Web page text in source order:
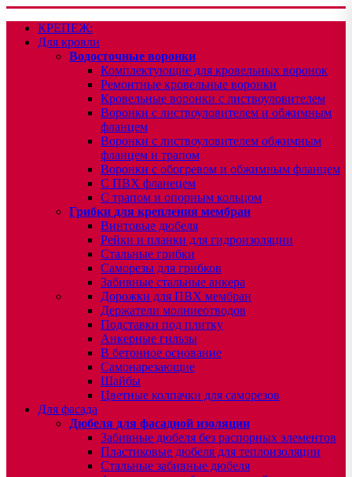
КРЕПЕЖ:
Для кровли
Водосточные воронки
Комплектующие для кровельных воронок
Ремонтные кровельные воронки
Кровельные воронки с листвоуловителем
Воронки с листвоуловителем и обжимным
фланцем
Воронки с листвоуловителем обжимным
фланцем и трапом
Воронки с обогревом и обжимным фланцем
С ПВХ фланецем
С трапом и опорным кольцом
Грибки для крепления мембран
Винтовые дюбеля
Рейки и планки для гидроизоляции
Стальные грибки
Саморезы для грибков
Забивные стальные анкера
Дорожки для ПВХ мембран
Держатели молниеотводов
Подставки под плитку
Анкерные гильзы
В бетонное основание
Самонарезающие
Шайбы
Цветные колпачки для саморезов
Для фасада
Дюбеля для фасадной изоляции
Забивные дюбеля без распорных элементов
Пластиковые дюбеля для теплоизоляции
Стальные забивные дюбеля